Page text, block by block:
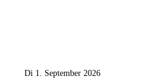
Di 1. September 2026